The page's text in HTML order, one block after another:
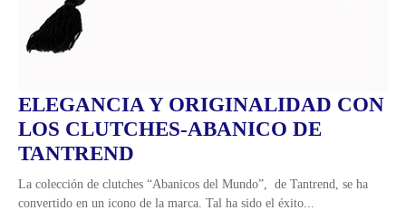
ELEGANCIA Y ORIGINALIDAD CON
LOS CLUTCHES-ABANICO DE
TANTREND
La colección de clutches “Abanicos del Mundo”, de Tantrend, se ha
convertido en un icono de la marca. Tal ha sido el éxito...